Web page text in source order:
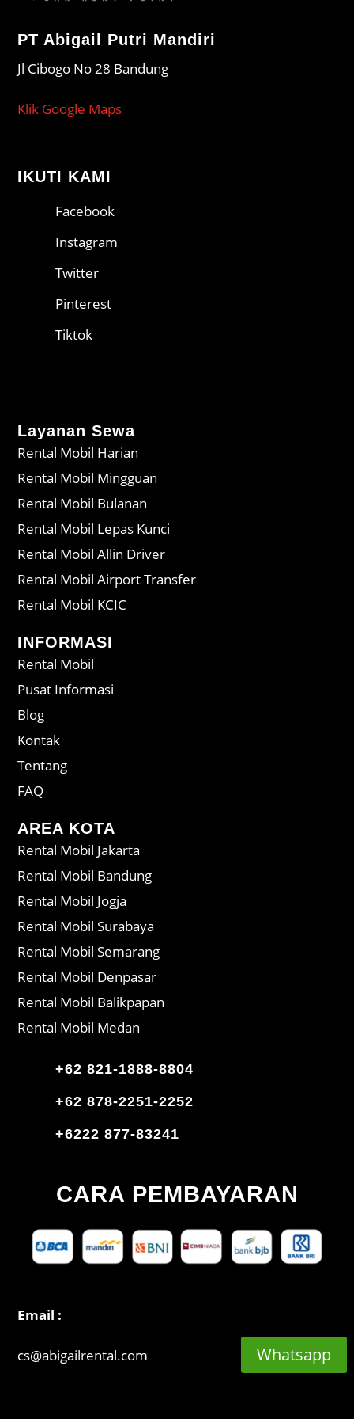
PT Abigail Putri Mandiri
Jl Cibogo No 28 Bandung
Klik Google Maps
IKUTI KAMI
Facebook
Instagram
Twitter
Pinterest
Tiktok
Layanan Sewa
Rental Mobil Harian
Rental Mobil Mingguan
Rental Mobil Bulanan
Rental Mobil Lepas Kunci
Rental Mobil Allin Driver
Rental Mobil Airport Transfer
Rental Mobil KCIC
INFORMASI
Rental Mobil
Pusat Informasi
Blog
Kontak
Tentang
FAQ
AREA KOTA
Rental Mobil Jakarta
Rental Mobil Bandung
Rental Mobil Jogja
Rental Mobil Surabaya
Rental Mobil Semarang
Rental Mobil Denpasar
Rental Mobil Balikpapan
Rental Mobil Medan
+62 821-1888-8804
+62 878-2251-2252
+6222 877-83241
CARA PEMBAYARAN
Email :
cs@abigailrental.com Whatsapp